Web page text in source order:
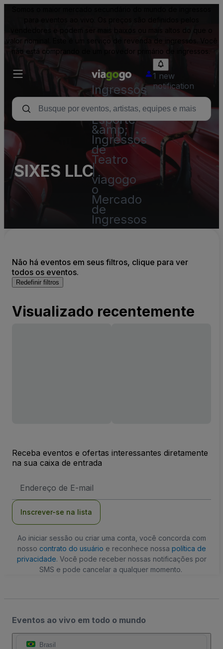
valor nominal. Este é um serviço de revenda de ingressos. Você
não está comprando de um provedor primário de ingressos.
Ingressos
-
Show,
Esporte
&amp;
Ingressos
de
Teatro
|
viagogo
o
Mercado
de
Ingressos
1 new
notification
SIXES LLC
Não há eventos em seus filtros, clique para ver
todos os eventos.
Redefinir filtros
Visualizado recentemente
Receba eventos e ofertas interessantes diretamente
na sua caixa de entrada
de
Inscrever-se na lista
Ao iniciar sessão ou criar uma conta, você concorda com
nosso contrato do usuário e reconhece nossa política de
privacidade. Você pode receber nossas notificações por
SMS e pode cancelar a qualquer momento.
Eventos ao vivo em todo o mundo
Brasil